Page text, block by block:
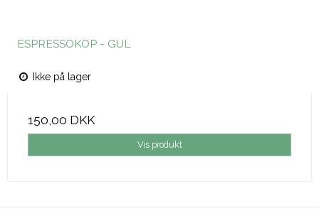
ESPRESSOKOP - GUL
Ikke på lager
150,00 DKK
Vis produkt